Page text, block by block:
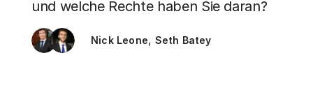
und welche Rechte haben Sie daran?
Nick Leone, Seth Batey